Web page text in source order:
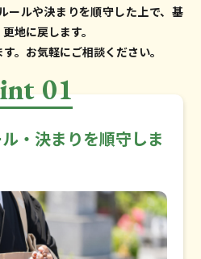
ールや決まりを順守した上で、基
地に戻します。
。お気軽にご相談ください。
01
・決まりを順守しま